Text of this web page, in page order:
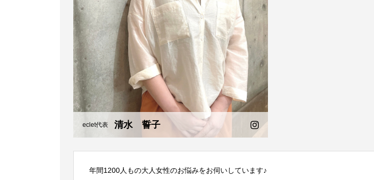
eclet代表 清水 誓子
年間1200人もの大人女性のお悩みをお伺いしています♪